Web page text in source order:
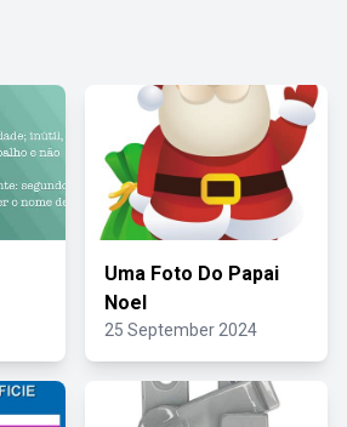
Uma Foto Do Papai
Noel
25 September 2024